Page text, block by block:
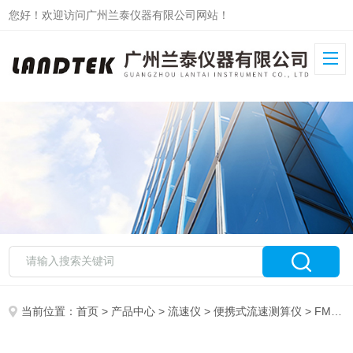
您好！欢迎访问广州兰泰仪器有限公司网站！
当前位置：首页 > 产品中心 >流速仪 >便携式流速测算仪 > FM-200V6流速仪